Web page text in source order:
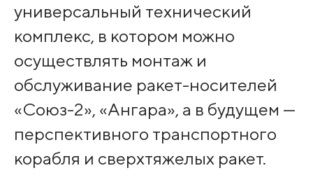
универсальный технический
комплекс, в котором можно
осуществлять монтаж и
обслуживание ракет-носителей
«Союз-2», «Ангара», а в будущем —
перспективного транспортного
корабля и сверхтяжелых ракет.